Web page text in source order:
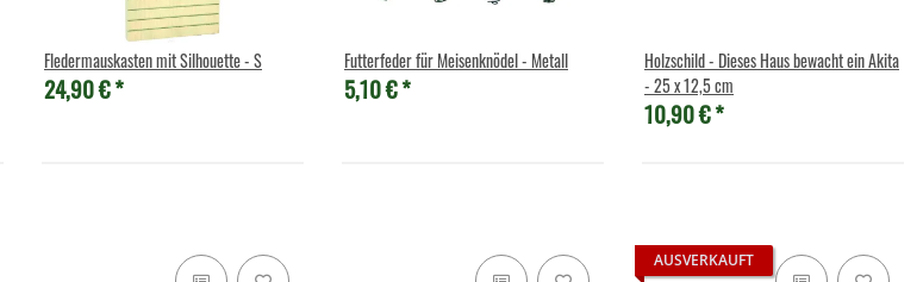
Fledermauskasten mit Silhouette - S
24,90 €*
Futterfeder für Meisenknödel - Metall
5,10 €*
Holzschild - Dieses Haus bewacht ein Akita
- 25 x 12,5 cm
10,90 €*
AUSVERKAUFT